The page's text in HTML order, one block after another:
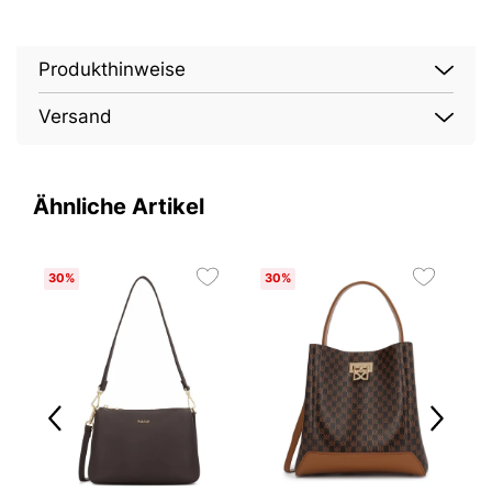
Produkthinweise
Versand
Ähnliche Artikel
30% 30%